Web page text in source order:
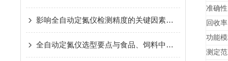
影响全自动定氮仪检测精度的关键因素及针对性解决办法
全自动定氮仪选型要点与食品、饲料中蛋白质含量检测应用方案详解
准确性
回收率
功能
测定